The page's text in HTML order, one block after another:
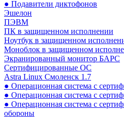
● Подавители диктофонов
Эшелон
ПЭВМ
ПК в защищенном исполнении
Ноутбук в защищенном
Моноблок в защищенном
Экранированный монитор БАРС
Сертифицированные ОС
Astra Linux Смоленск 1.7
● Операционная система с
● Операционная система с
● Операционная система с
обороны